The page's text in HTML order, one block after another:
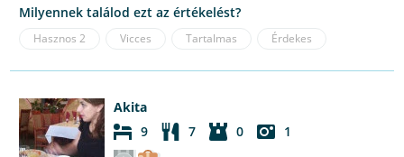
Milyennek találod ezt az értékelést?
Hasznos 2 Vicces Tartalmas Érdekes
Akita
9
7 0 1